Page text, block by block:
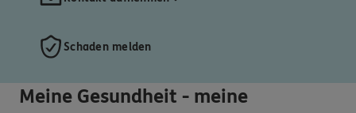
Schaden melden
Meine Gesundheit - meine